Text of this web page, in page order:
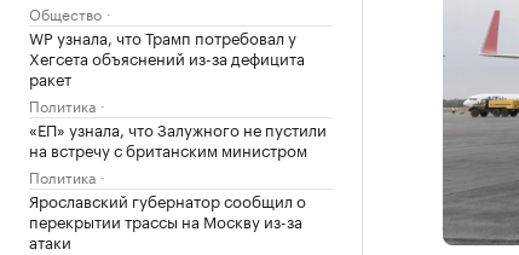
Общество
WP узнала, что Трамп потребовал у
Хегсета объяснений из-за дефицита
ракет
Политика
«ЕП» узнала, что Залужного не пустили
на встречу с британским министром
Политика
Ярославский губернатор сообщил о
перекрытии трассы на Москву из-за
атаки